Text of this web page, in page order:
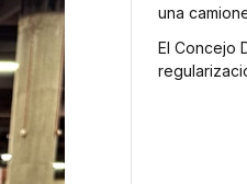
una
El Concejo